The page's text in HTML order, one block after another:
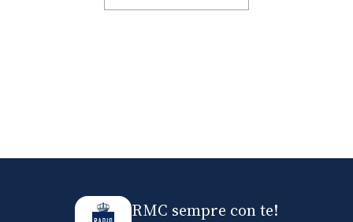
RMC sempre con te!